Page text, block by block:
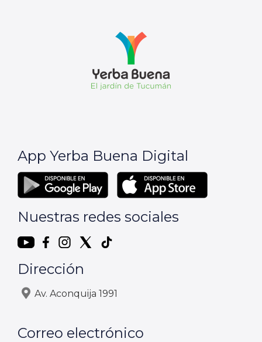
App Yerba Buena Digital
Nuestras redes sociales
Dirección
Av. Aconquija 1991
Correo electrónico